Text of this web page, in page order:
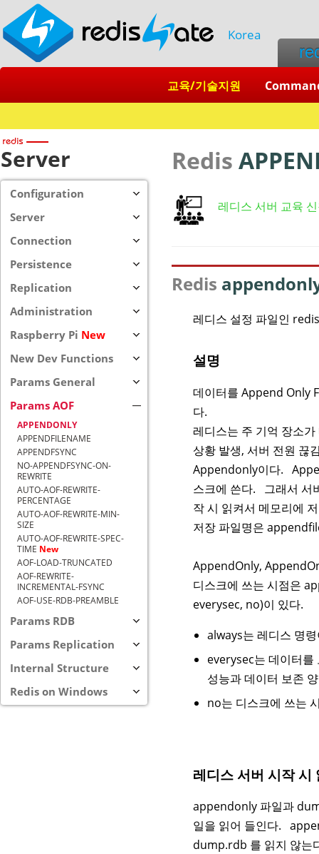
Korea
교육/기술지원
Server
Configuration
Server
Connection
Persistence
Replication
Administration
Raspberry Pi New
New Dev Functions
Params General
Params AOF
APPENDONLY
APPENDFILENAME
APPENDFSYNC
NO-APPENDFSYNC-ON-
REWRITE
AUTO-AOF-REWRITE-
PERCENTAGE
AUTO-AOF-REWRITE-MIN-
SIZE
AUTO-AOF-REWRITE-SPEC-
TIME New
AOF-LOAD-TRUNCATED
AOF-REWRITE-
INCREMENTAL-FSYNC
AOF-USE-RDB-PREAMBLE
Params RDB
Params Replication
Internal Structure
Redis on Windows
Redis
레디스 서버 교육
Redis
레디스 설정 파일인
설명
데이터를 Append Only
다.
레디스는 주 기억 장소
상황 발생, 서버 전원 끊
Appendonly이다.
스크에 쓴다. 그래서 서
작 시 읽켜서 메모리에
저장 파일명은
AppendOnly,
디스크에 쓰는 시점은
everysec, no)이 있다.
always는 레디스 명
everysec는 데이터를
성능과 데이터 보존
no는 디스크에 쓰는
레디스 서버 시작 시
appendonly 파일과
일을 읽어 들인다.
dump.rdb 를 읽지 않